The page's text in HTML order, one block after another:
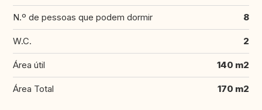
N.º de pessoas que podem dormir 8
W.C. 2
Área útil 140 m2
Área Total 170 m2